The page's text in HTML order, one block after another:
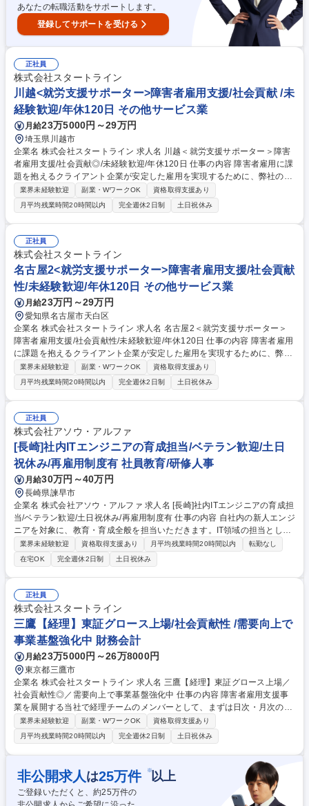
あなたの転職活動をサポートします。
登録してサポートを受ける
正社員
株式会社スタートライン
川越<就労支援サポーター>障害者雇用支援/社会貢献 /未
経験歓迎/年休120日 その他サービス業
月給23万5000円～29万円
埼玉県川越市
企業名 株式会社スタートライン 求人名 川越＜就労支援サポーター＞障害
者雇用支援/社会貢献◎/未経験歓迎/年休120日 仕事の内容 障害者雇用に課
題を抱えるクライアント企業が安定した雇用を実現するために、弊社の屋
内農園型障害者雇用支援サービスIBUKIでの就労/運営サポート業務をお任
せします。具体手的にはIBUKIを利用するクライアント 企業の「管理者（I
BUKIに常駐する障害者マネジメント担当者）」へ向けた障害者マネジメ
ントのサポートと、「管理者と伴走しながらの障害者サポート」行ってい
ただきます。また、必要に応じて本社人事担当者とのIBUKI運営に関する
報告・連絡・相談や障害者雇用に関するアドバイスなども行います。例：
管理者面談、管理者と障害者の面談への同席サポート、人事担当者に向け
た成果物活用方法の相談等 募集職種 川越＜就労支援サポーター＞障害者
雇用支援/社会貢献◎/未経験歓迎/年休120日
業界未経験歓迎 副業・WワークOK
資格取得支援あり
月平均残業時間20時間以内
完全週休2日制 土日祝休み
正社員
株式会社スタートライン
名古屋2<就労支援サポーター>障害者雇用支援/社会貢献
性/未経験歓迎/年休120日 その他サービス業
月給23万円～29万円
愛知県名古屋市天白区
企業名 株式会社スタートライン 求人名 名古屋2＜就労支援サポーター＞
障害者雇用支援/社会貢献性/未経験歓迎/年休120日 仕事の内容 障害者雇用
に課題を抱えるクライアント企業が安定した雇用を実現するために、弊社
の障害者雇用支援の複合型サービスDiverse Villageの就労/運営サポート
業務をお任せします。具体的にはサービスを利用するクライ アント企業の
「管理者（Diverse Villageに常駐する障害者マネジメント担当者）」へ向
けた障害者マネジメントのサポートと、「管理者と伴走しながらの障害者
サポート」行っていただきます。また、必要に応じて本社人事担当者との
運営に関する報告・連絡・相談や障害者雇用に関するアドバイスなども行
います。例：管理者面談、管理者と障害者の面談への同席サポート、人事
担当者に向けた成果物活用方法の相談等 募集職種 名古屋2＜就労支援サポ
ーター＞障害者雇用支援/社会貢献性/未経験歓迎/年休120日
業界未経験歓迎 副業・WワークOK
資格取得支援あり
月平均残業時間20時間以内
完全週休2日制 土日祝休み
正社員
株式会社アソウ・アルファ
[長崎]社内ITエンジニアの育成担当/ベテラン歓迎/土日
祝休み/再雇用制度有 社員教育/研修人事
月給30万円～40万円
長崎県諫早市
企業名 株式会社アソウ・アルファ 求人名 [長崎]社内ITエンジニアの育成担
当/ベテラン歓迎/土日祝休み/再雇用制度有 仕事の内容 自社内の新人エンジ
ニアを対象に、教育・育成全般を担当いただきます。IT領域の担当とし
て、様々な研修の企画、立案、実施、運用などをお任せいたします。長年
の経験を活かし次世代の育成に貢献できる環境です。 ■新卒・経験者向け
研修：内定者・入社時研修、技術・セキュリティ研修、安全教育 ■定期研
修：実装研修(C/Java/C#等)、クラウド研修(AWS等)、資格取得支援 ■そ
の他：付随する事務業務全般、面談・カウンセリング等 長年の開発経験で
培った知識とスキルを次世代に託す、非常にやりがいのあるポジションで
す。 【業務内容の変更範囲】当社業務全般 募集職種 [長崎]社内ITエンジニ
アの育成担当/ベテラン歓迎/土日祝休み/再雇用制度有
業界未経験歓迎 資格取得支援あり 月平均残業時間20時間以内
転勤なし
在宅OK
完全週休2日制 土日祝休み
正社員
株式会社スタートライン
三鷹【経理】東証グロース上場/社会貢献性 /需要向上で
事業基盤強化中 財務会計
月給23万5000円～26万8000円
東京都三鷹市
企業名 株式会社スタートライン 求人名 三鷹【経理】東証グロース上場／
社会貢献性◎／需要向上で事業基盤強化中 仕事の内容 障害者雇用支援事
業を展開する当社で経理チームのメンバーとして、まずは日次・月次の業
務からお任せします。ゆくゆくは決算（四半期・年次）もお任せいたしま
す。【お任せする業務事例】■売上データの入力・入金 チェック■月次締
め業務■経費関連業務（書類作成、精算処理など）■請求書、領収証の発行
および管理■仕訳入力、各種データ整理■営業部や関連部署との連携による
売上データ・契約内容の確認【将来的にお任せする仕事事例】■各種資料
作成（売上集計、レポート作成など）■四半期、年度決算業務（決算整理
仕訳、決算短信・有価証券報告書の作成等）■業務フローや管理方法の見
業界未経験歓迎 副業・WワークOK
資格取得支援あり
月平均残業時間20時間以内
完全週休2日制 土日祝休み
非公開求人 は25万件 ※以上
ご登録いただくと、約25万件の